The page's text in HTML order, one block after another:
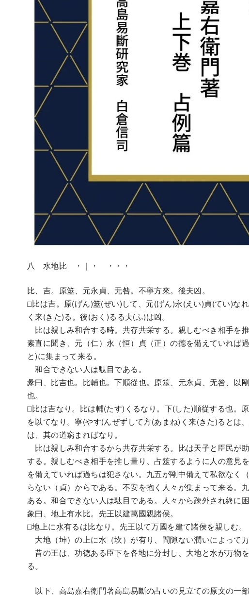
八 水地比 ・｜・ ・・・
比、吉。原筮、元永貞、无咎。不寧方來。後夫凶。
□比は吉。原(げん)筮(ぜい)して、元(げん)永(えい)貞(てい)な
く来(きた)る。後(おく)るる夫(ふ)は凶。
比は親しみ和合する時。共存共栄する。親しむべき相手を
素直に聞き、元（仁）永（恒）貞（正）の德を備えていれば
と)に集まって来る。
和合できない人は駄目である。
彖曰、比吉也。比輔也。下順從也。原筮、元永貞、无咎、以
也。
□比は吉なり。比は輔(たす)くるなり。下(した)順從する也。
を以てなり。寧(やす)んぜずして方(あまね)く来(きた)るとは
は、其の道窮まればなり。
比は親しみ和合するから共存共栄する。比は天子と臣民が
する。親しむべき相手を推し量り、占筮するように人の意見
を備えていれば過ちは犯さない。九五が剛中備えて私欲なく
らない（貞）からである。不安を抱く人々が集まって来る。
ある。和合できない人は駄目である。人々から疎外され終に困
象曰、地上有水比。先王以建萬國親諸侯。
□地上に水有るは比なり。先王以て万國を建て諸侯を親しむ。
大地（坤）の上に水（坎）が有り、間隙ない潤いによって
昔の王は、功德ある臣下を各地に分封し、大地と水が万物
る。
以下、高島嘉右衛門著高島易斷の占いの見立ての原文の一部